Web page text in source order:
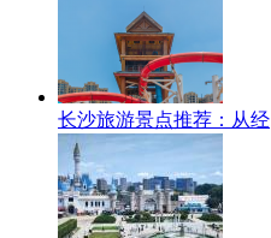
长沙旅游景点推荐：从经